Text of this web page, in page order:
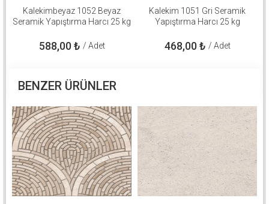
Kalekimbeyaz 1052 Beyaz
Seramik Yapıştırma Harcı 25 kg
588,00₺ / Adet
Kalekim 1051 Gri Seramik
Yapıştırma Harcı 25 kg
468,00₺ / Adet
BENZER ÜRÜNLER